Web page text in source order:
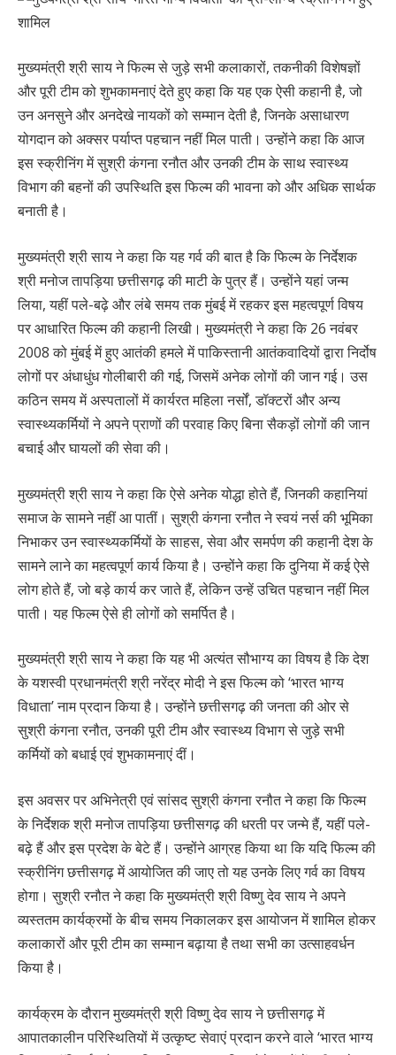
मुख्यमंत्री श्री साय ने फिल्म से जुड़े सभी कलाकारों, तकनीकी विशेषज्ञों
और पूरी टीम को शुभकामनाएं देते हुए कहा कि यह एक ऐसी कहानी है, जो
उन अनसुने और अनदेखे नायकों को सम्मान देती है, जिनके असाधारण
योगदान को अक्सर पर्याप्त पहचान नहीं मिल पाती। उन्होंने कहा कि आज
इस स्क्रीनिंग में सुश्री कंगना रनौत और उनकी टीम के साथ स्वास्थ्य
विभाग की बहनों की उपस्थिति इस फिल्म की भावना को और अधिक सार्थक
बनाती है।
मुख्यमंत्री श्री साय ने कहा कि यह गर्व की बात है कि फिल्म के निर्देशक
श्री मनोज तापड़िया छत्तीसगढ़ की माटी के पुत्र हैं। उन्होंने यहां जन्म
लिया, यहीं पले-बढ़े और लंबे समय तक मुंबई में रहकर इस महत्वपूर्ण विषय
पर आधारित फिल्म की कहानी लिखी। मुख्यमंत्री ने कहा कि 26 नवंबर
2008 को मुंबई में हुए आतंकी हमले में पाकिस्तानी आतंकवादियों द्वारा निर्दोष
लोगों पर अंधाधुंध गोलीबारी की गई, जिसमें अनेक लोगों की जान गई। उस
कठिन समय में अस्पतालों में कार्यरत महिला नर्सों, डॉक्टरों और अन्य
स्वास्थ्यकर्मियों ने अपने प्राणों की परवाह किए बिना सैकड़ों लोगों की जान
बचाई और घायलों की सेवा की।
मुख्यमंत्री श्री साय ने कहा कि ऐसे अनेक योद्धा होते हैं, जिनकी कहानियां
समाज के सामने नहीं आ पातीं। सुश्री कंगना रनौत ने स्वयं नर्स की भूमिका
निभाकर उन स्वास्थ्यकर्मियों के साहस, सेवा और समर्पण की कहानी देश के
सामने लाने का महत्वपूर्ण कार्य किया है। उन्होंने कहा कि दुनिया में कई ऐसे
लोग होते हैं, जो बड़े कार्य कर जाते हैं, लेकिन उन्हें उचित पहचान नहीं मिल
पाती। यह फिल्म ऐसे ही लोगों को समर्पित है।
मुख्यमंत्री श्री साय ने कहा कि यह भी अत्यंत सौभाग्य का विषय है कि देश
के यशस्वी प्रधानमंत्री श्री नरेंद्र मोदी ने इस फिल्म को ‘भारत भाग्य
विधाता’ नाम प्रदान किया है। उन्होंने छत्तीसगढ़ की जनता की ओर से
सुश्री कंगना रनौत, उनकी पूरी टीम और स्वास्थ्य विभाग से जुड़े सभी
कर्मियों को बधाई एवं शुभकामनाएं दीं।
इस अवसर पर अभिनेत्री एवं सांसद सुश्री कंगना रनौत ने कहा कि फिल्म
के निर्देशक श्री मनोज तापड़िया छत्तीसगढ़ की धरती पर जन्मे हैं, यहीं पले-
बढ़े हैं और इस प्रदेश के बेटे हैं। उन्होंने आग्रह किया था कि यदि फिल्म की
स्क्रीनिंग छत्तीसगढ़ में आयोजित की जाए तो यह उनके लिए गर्व का विषय
होगा। सुश्री रनौत ने कहा कि मुख्यमंत्री श्री विष्णु देव साय ने अपने
व्यस्ततम कार्यक्रमों के बीच समय निकालकर इस आयोजन में शामिल होकर
कलाकारों और पूरी टीम का सम्मान बढ़ाया है तथा सभी का उत्साहवर्धन
किया है।
कार्यक्रम के दौरान मुख्यमंत्री श्री विष्णु देव साय ने छत्तीसगढ़ में
आपातकालीन परिस्थितियों में उत्कृष्ट सेवाएं प्रदान करने वाले ‘भारत भाग्य